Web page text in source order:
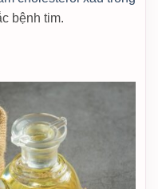
bệnh tim.